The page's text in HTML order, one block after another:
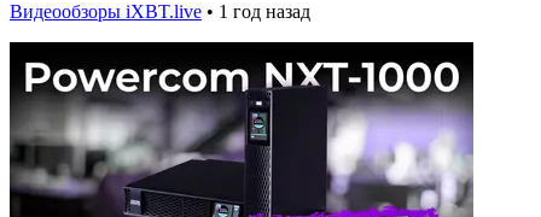
Видеообзоры iXBT.live • 1 год назад